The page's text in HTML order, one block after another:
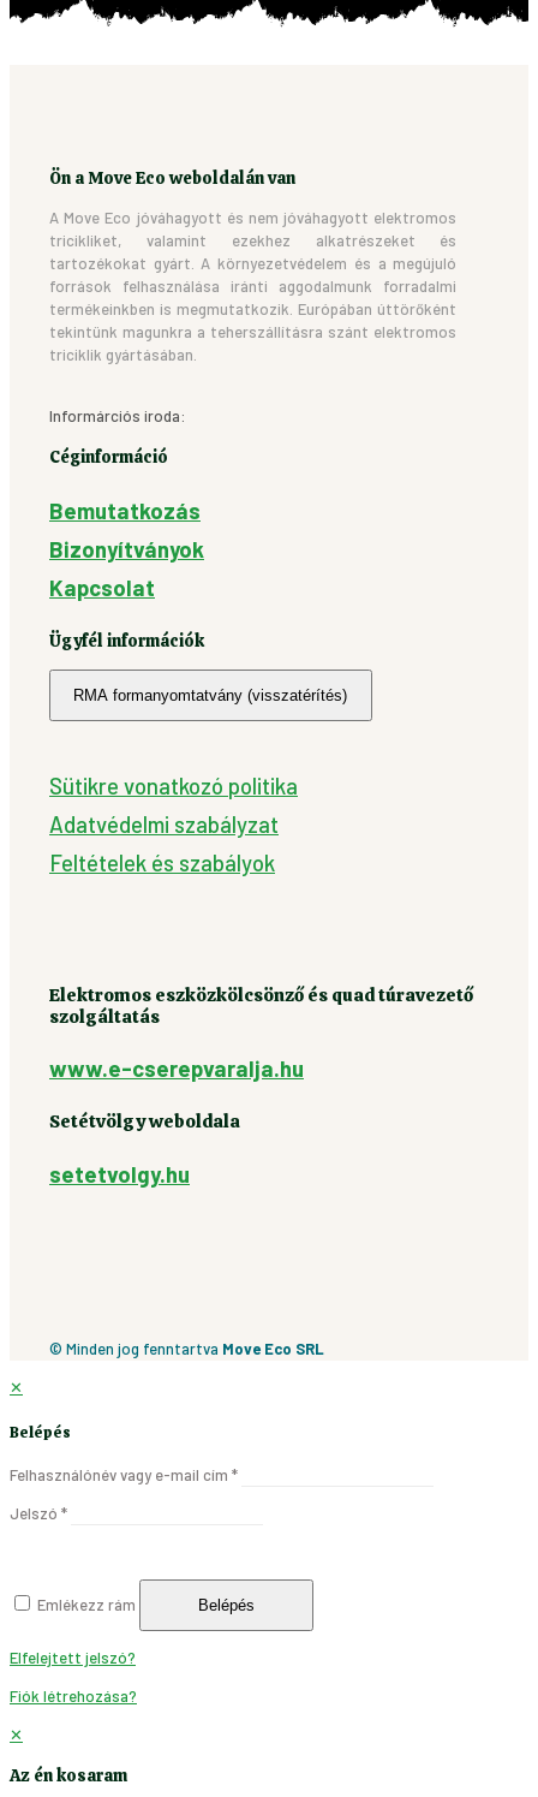
Ön a Move Eco weboldalán van
A Move Eco jóváhagyott és nem jóváhagyott elektromos
tricikliket, valamint ezekhez alkatrészeket és
tartozékokat gyárt. A környezetvédelem és a megújuló
források felhasználása iránti aggodalmunk forradalmi
termékeinkben is megmutatkozik. Európában úttörőként
tekintünk magunkra a teherszállításra szánt elektromos
triciklik gyártásában.
Informárciós iroda:
Céginformáció
Bemutatkozás
Bizonyítványok
Kapcsolat
Ügyfél információk
RMA formanyomtatvány (visszatérítés)
Sütikre vonatkozó politika
Adatvédelmi szabályzat
Feltételek és szabályok
Elektromos eszközkölcsönző és quad túravezető
szolgáltatás
www.e-cserepvaralja.hu
Setétvölgy weboldala
setetvolgy.hu
© Minden jog fenntartva Move Eco SRL
✕
Belépés
Felhasználónév vagy e-mail cím *
Jelszó *
Emlékezz rám Belépés
Elfelejtett jelszó?
Fiók létrehozása?
✕
Az én kosaram